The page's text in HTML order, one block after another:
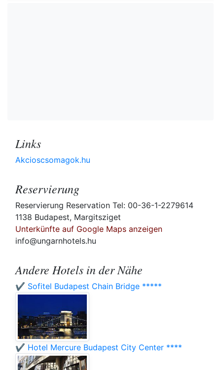
Links
Akcioscsomagok.hu
Reservierung
Reservierung Reservation Tel: 00-36-1-2279614
1138 Budapest, Margitsziget
Unterkünfte auf Google Maps anzeigen
info@ungarnhotels.hu
Andere Hotels in der Nähe
✔️ Sofitel Budapest Chain Bridge *****
✔️ Hotel Mercure Budapest City Center ****